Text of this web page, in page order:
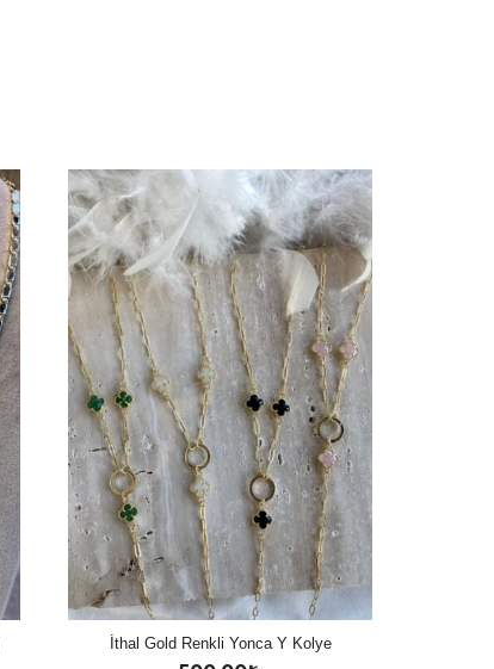
İthal Gold Renkli Yonca Y Kolye